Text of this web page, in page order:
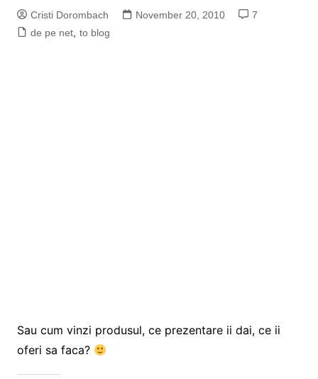
Cristi Dorombach November 20, 2010
7
de pe net, to blog
Sau cum vinzi produsul, ce prezentare ii dai, ce ii
oferi sa faca?